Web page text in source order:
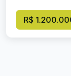
R$